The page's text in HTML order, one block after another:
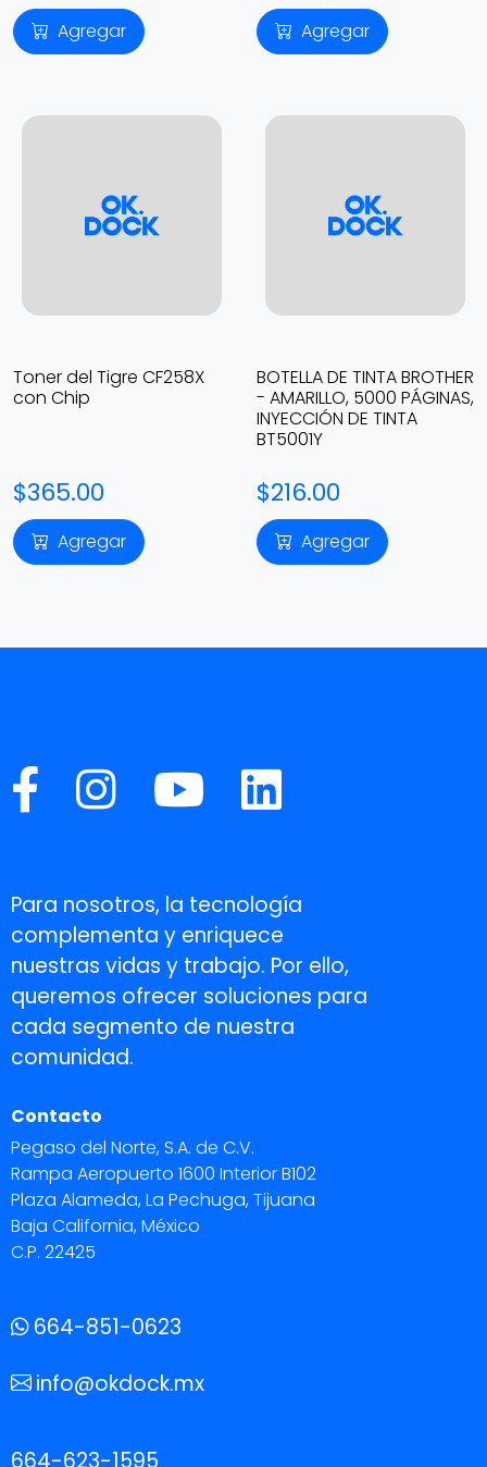
Agregar Agregar
Toner del Tigre CF258X
con Chip
$365.00
Agregar
BOTELLA DE TINTA BROTHER
- AMARILLO, 5000 PÁGINAS,
INYECCIÓN DE TINTA
BT5001Y
$216.00
Agregar
Para nosotros, la tecnología
complementa y enriquece
nuestras vidas y trabajo. Por ello,
queremos ofrecer soluciones para
cada segmento de nuestra
comunidad.
Contacto
Pegaso del Norte, S.A. de C.V.
Rampa Aeropuerto 1600 Interior B102
Plaza Alameda, La Pechuga, Tijuana
Baja California, México
C.P. 22425
664-851-0623
info@okdock.mx
664-623-1595